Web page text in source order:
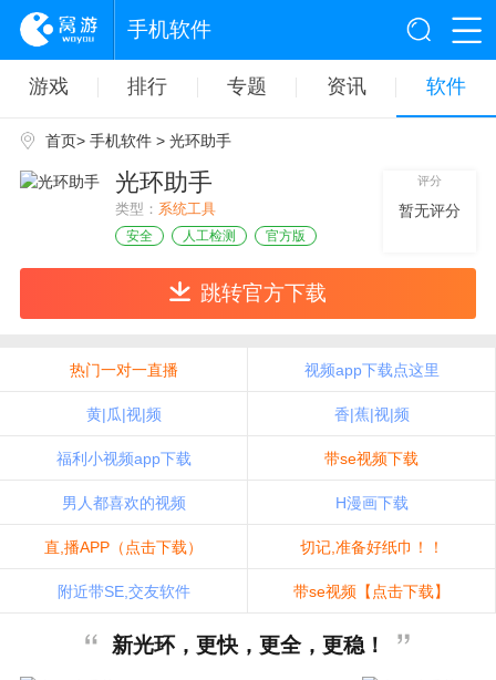
手机软件
游戏 排行 专题 资讯 软件
首页> 手机软件> 光环助手
光环助手
类型： 系统工具
安全 人工检测 官方版
评分
暂无评分
跳转官方下载
热门一对一直播 视频app下载点这里
黄|瓜|视|频 香|蕉|视|频
福利小视频app下载 带se视频下载
男人都喜欢的视频 H漫画下载
直,播APP（点击下载） 切记,准备好纸巾！！
附近带SE,交友软件 带se视频【点击下载】
新光环，更快，更全，更稳！